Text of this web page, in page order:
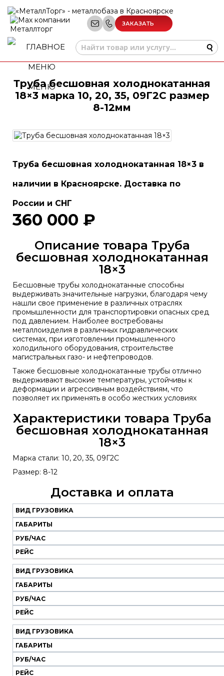
ЗАКАЗАТЬ
МЕНЮ
Труба бесшовная холоднокатанная
18×3 марка 10, 20, 35, 09Г2С размер
8-12мм
Труба бесшовная холоднокатанная 18×3 в
наличии в Красноярске. Доставка по
России и СНГ
360 000 ₽
Описание товара Труба
бесшовная холоднокатанная
18×3
Бесшовные трубы холоднокатанные способны
выдерживать значительные нагрузки, благодаря чему
нашли свое применение в различных отраслях
промышленности для транспортировки опасных сред
под давлением. Наиболее востребованы
металлоизделия в различных гидравлических
системах, при изготовлении промышленного
холодильного оборудования, строительстве
магистральных газо- и нефтепроводов.
Также бесшовные холоднокатанные трубы отлично
выдерживают высокие температуры, устойчивы к
деформации и агрессивным воздействиям, что
позволяет их применять в особо жестких условиях
Характеристики товара Труба
бесшовная холоднокатанная
18×3
Марка стали: 10, 20, 35, 09Г2С
Размер: 8-12
Доставка и оплата
Наш
транспорт
Вид
грузовика
Габариты
Руб/
час
Рейс
ВИД ГРУЗОВИКА
ГАБАРИТЫ
РУБ/ЧАС
РЕЙС
ВИД ГРУЗОВИКА
ГАБАРИТЫ
РУБ/ЧАС
РЕЙС
ВИД ГРУЗОВИКА
ГАБАРИТЫ
РУБ/ЧАС
РЕЙС